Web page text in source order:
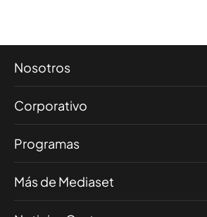
Nosotros
Corporativo
Programas
Más de Mediaset